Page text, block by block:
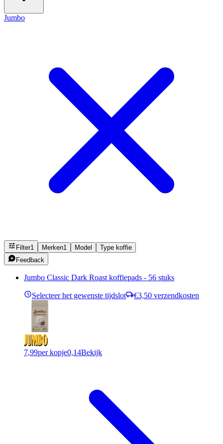
Jumbo
Filter1 Merken1 Model
Type koffie
Feedback
Jumbo Classic Dark Roast koffiepads - 56 stuks
Selecteer het gewenste tijdslot €3,50 verzendkosten
7,99per kopje0,14Bekijk